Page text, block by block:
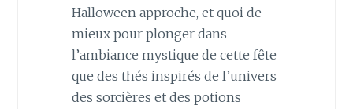
Halloween approche, et quoi de
mieux pour plonger dans
l’ambiance mystique de cette fête
que des thés inspirés de l’univers
des sorcières et des potions